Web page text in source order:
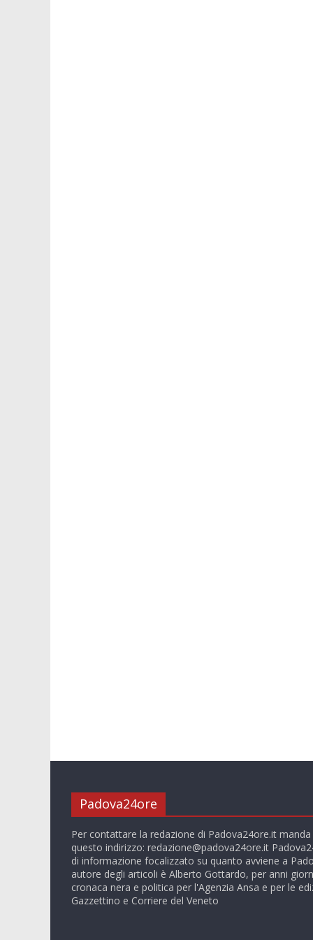
Padova24ore
Per contattare la redazione di Padova24ore.it
questo indirizzo: redazione@padova24ore.it
di informazione focalizzato su quanto avviene a
autore degli articoli è Alberto Gottardo, per anni
cronaca nera e politica per l'Agenzia Ansa e per le
Gazzettino e Corriere del Veneto